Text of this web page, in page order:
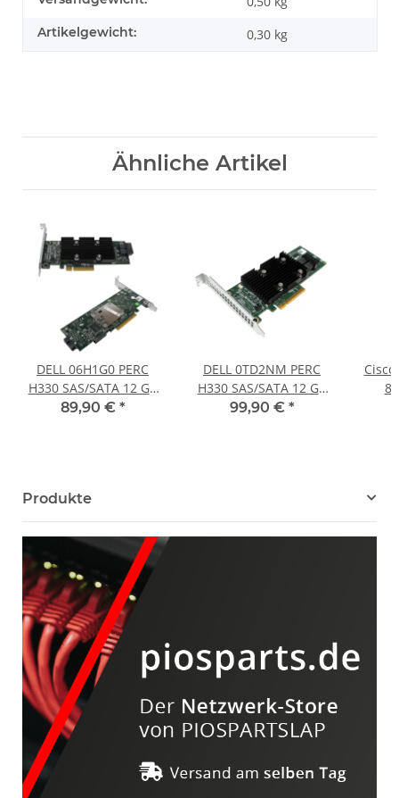
Artikelgewicht: 0,30 kg
Ähnliche Artikel
DELL 06H1G0 PERC
H330 SAS/SATA 12 Gb
PCIe x8 RAID Controller
89,90 € *
DELL 0TD2NM PERC
H330 SAS/SATA 12 Gb
PCIe x8 RAID Controller
99,90 € *
Cisco
8-
Produkte